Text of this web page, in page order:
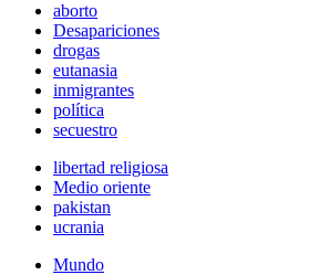
aborto
Desapariciones
drogas
eutanasia
inmigrantes
política
secuestro
libertad religiosa
Medio oriente
pakistan
ucrania
Mundo